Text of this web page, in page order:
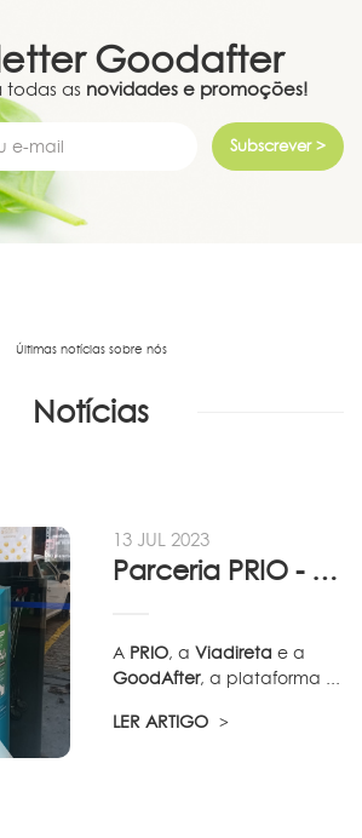
Goodafter
todas as novidades e promoções!
Subscrever >
Últimas notícias sobre nós
Notícias
13 JUL 2023
Parceria PRIO - Viadireta - Goodafter...
A PRIO, aViadireta e a
GoodAfter, a plataforma ...
LER ARTIGO